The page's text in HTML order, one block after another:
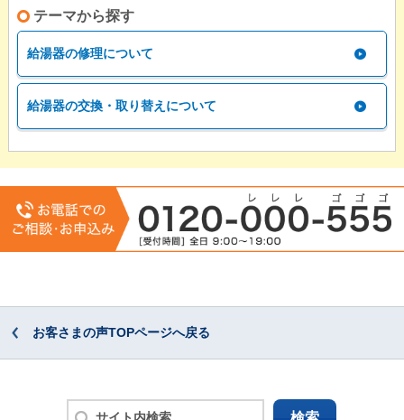
テーマから探す
給湯器の修理について
給湯器の交換・取り替えについて
お客さまの声TOPページへ戻る